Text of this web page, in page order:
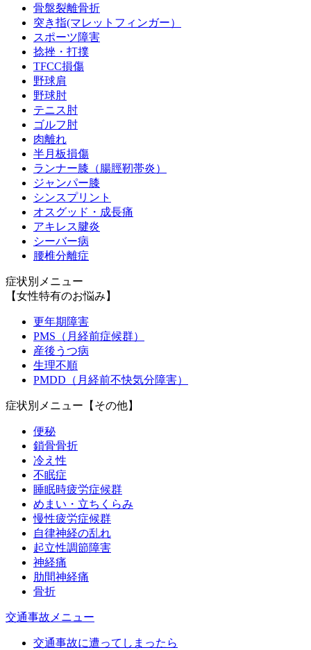
骨盤裂離骨折
突き指(マレットフィンガー）
スポーツ障害
捻挫・打撲
TFCC損傷
野球肩
野球肘
テニス肘
ゴルフ肘
肉離れ
半月板損傷
ランナー膝（腸脛靭帯炎）
ジャンパー膝
シンスプリント
オスグッド・成長痛
アキレス腱炎
シーバー病
腰椎分離症
症状別メニュー
【女性特有のお悩み】
更年期障害
PMS（月経前症候群）
産後うつ病
生理不順
PMDD（月経前不快気分障害）
症状別メニュー【その他】
便秘
鎖骨骨折
冷え性
不眠症
睡眠時疲労症候群
めまい・立ちくらみ
慢性疲労症候群
自律神経の乱れ
起立性調節障害
神経痛
肋間神経痛
骨折
交通事故メニュー
交通事故に遭ってしまったら